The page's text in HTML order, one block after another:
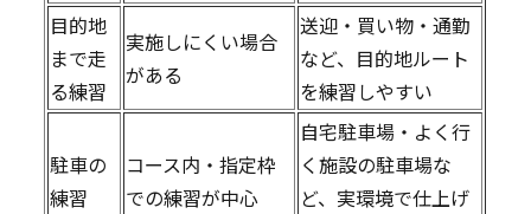
目的地
まで走
る練習
実施しにくい場合
がある
送迎・買い物・通勤
など、目的地ルート
を練習しやすい
駐車の
練習
コース内・指定枠
での練習が中心
自宅駐車場・よく行
く施設の駐車場な
ど、実環境で仕上げ